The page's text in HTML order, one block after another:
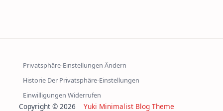
Privatsphäre-Einstellungen Ändern
Historie Der Privatsphäre-Einstellungen
Einwilligungen Widerrufen
Copyright © 2026 Yuki Minimalist Blog Theme